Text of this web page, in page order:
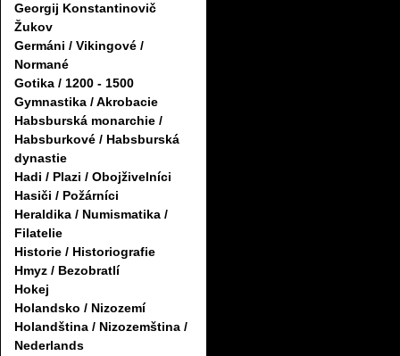
Georgij Konstantinovič
Žukov
Germáni / Vikingové /
Normané
Gotika / 1200 - 1500
Gymnastika / Akrobacie
Habsburská monarchie /
Habsburkové / Habsburská
dynastie
Hadi / Plazi / Obojživelníci
Hasiči / Požárníci
Heraldika / Numismatika /
Filatelie
Historie / Historiografie
Hmyz / Bezobratlí
Hokej
Holandsko / Nizozemí
Holandština / Nizozemština /
Nederlands